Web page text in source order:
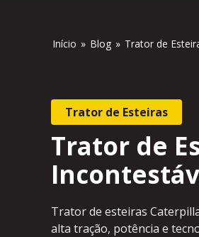
Início » Blog » Trator de
Trator de Esteiras
Trator de
Trator de esteiras
alta tração, potência e